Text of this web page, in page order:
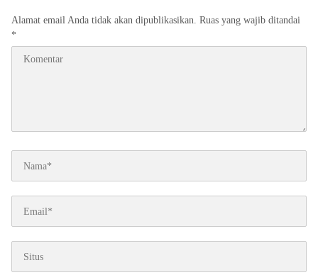
Alamat email Anda tidak akan dipublikasikan. Ruas yang wajib ditandai
*